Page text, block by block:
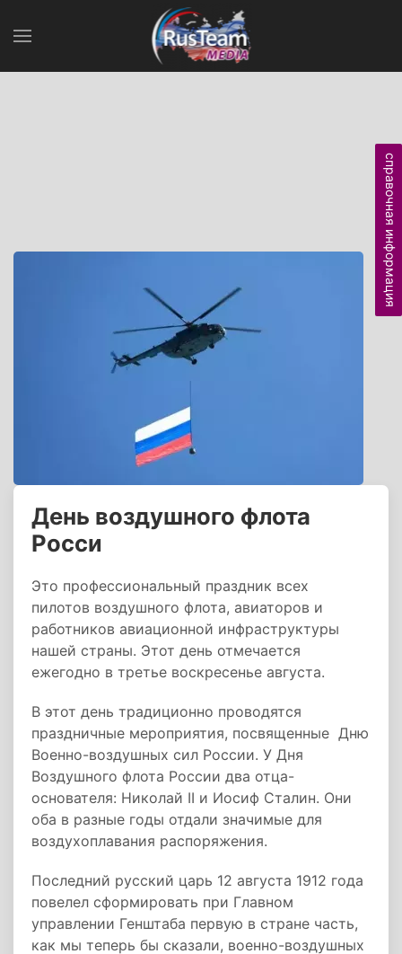
День воздушного флота
Росси
Это профессиональный праздник всех
пилотов воздушного флота, авиаторов и
работников авиационной инфраструктуры
нашей страны. Этот день отмечается
ежегодно в третье воскресенье августа.
В этот день традиционно проводятся
праздничные мероприятия, посвященные Дню
Военно-воздушных сил России. У Дня
Воздушного флота России два отца-
основателя: Николай II и Иосиф Сталин. Они
оба в разные годы отдали значимые для
воздухоплавания распоряжения.
Последний русский царь 12 августа 1912 года
повелел сформировать при Главном
управлении Генштаба первую в стране часть,
как мы теперь бы сказали, военно-воздушных
справочная информация